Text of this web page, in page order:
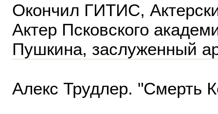
Окончил ГИТИС,
Актер Псковского
Пушкина, заслуженный
Алекс Трудлер. "Смерть